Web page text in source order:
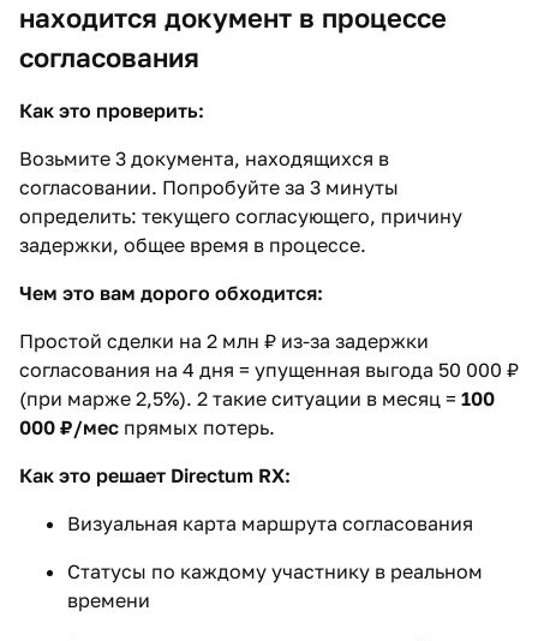
находится документ в процессе
согласования
Как это проверить:
Возьмите 3 документа, находящихся в
согласовании. Попробуйте за 3 минуты
определить: текущего согласующего, причину
задержки, общее время в процессе.
Чем это вам дорого обходится:
Простой сделки на 2 млн ₽ из-за задержки
согласования на 4 дня = упущенная выгода 50 000 ₽
(при марже 2,5%). 2 такие ситуации в месяц = 100
000 ₽/мес прямых потерь.
Как это решает Directum RX:
Визуальная карта маршрута согласования
Статусы по каждому участнику в реальном
времени